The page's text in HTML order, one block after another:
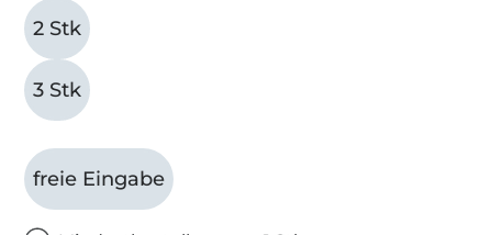
2 Stk
3 Stk
freie Eingabe